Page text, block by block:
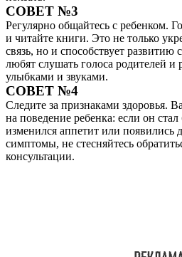
СОВЕТ №3
Регулярно общайтесь с ребенком.
и читайте книги. Это не только
связь, но и способствует
любят слушать голоса родителей и
улыбками и звуками.
СОВЕТ №4
Следите за признаками здоровья.
на поведение ребенка: если он
изменился аппетит или появились
симптомы, не стесняйтесь
консультации.